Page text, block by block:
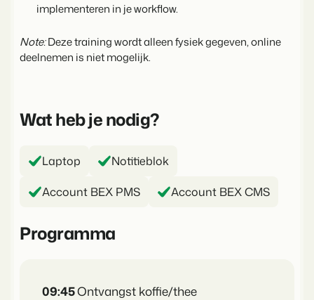
volgeboekte vakantieparken
Klantverhaal Hofparken
implementeren in je workflow.
Note:Deze training wordt alleen fysiek gegeven, online
deelnemen is niet mogelijk.
Wat heb je nodig?
Laptop
Notitieblok
Account BEX PMS
Account BEX CMS
Programma
09:45Ontvangst koffie/thee